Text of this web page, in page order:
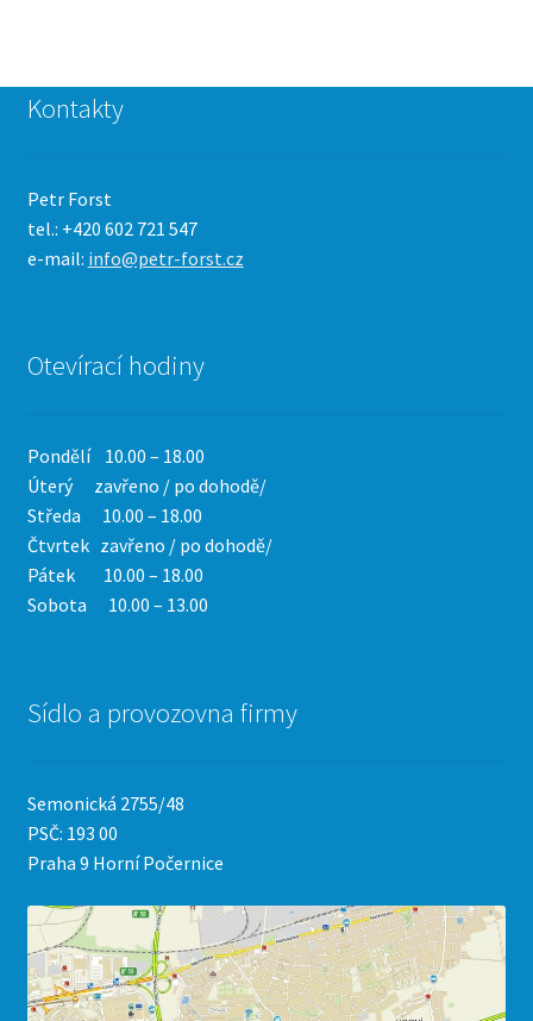
Kontakty
Petr Forst
tel.: +420 602 721 547
e-mail: info@petr-forst.cz
Otevírací hodiny
Pondělí 10.00 – 18.00
Úterý zavřeno / po dohodě/
Středa 10.00 – 18.00
Čtvrtek zavřeno / po dohodě/
Pátek 10.00 – 18.00
Sobota 10.00 – 13.00
Sídlo a provozovna firmy
Semonická 2755/48
PSČ: 193 00
Praha 9 Horní Počernice